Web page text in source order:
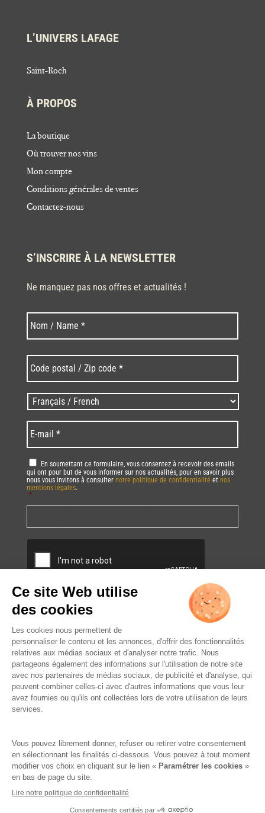
L’UNIVERS LAFAGE
Saint-Roch
À PROPOS
La boutique
Où trouver nos vins
Mon compte
Conditions générales de ventes
Contactez-nous
S’INSCRIRE À LA NEWSLETTER
Ne manquez pas nos offres et actualités !
Nom * Nom
postal
/
Zip
code
* *
Langues
/
Language *
mail *
RGPD *
En soumettant ce formulaire, vous consentez à recevoir des emails
qui ont pour but de vous informer sur nos actualités, pour en savoir plus
nous vous invitons à consulter notre politique de confidentialité et nos
mentions légales.
*
MODÉRATION.
Famille Lafage
RGPD – Politique de confidentialité